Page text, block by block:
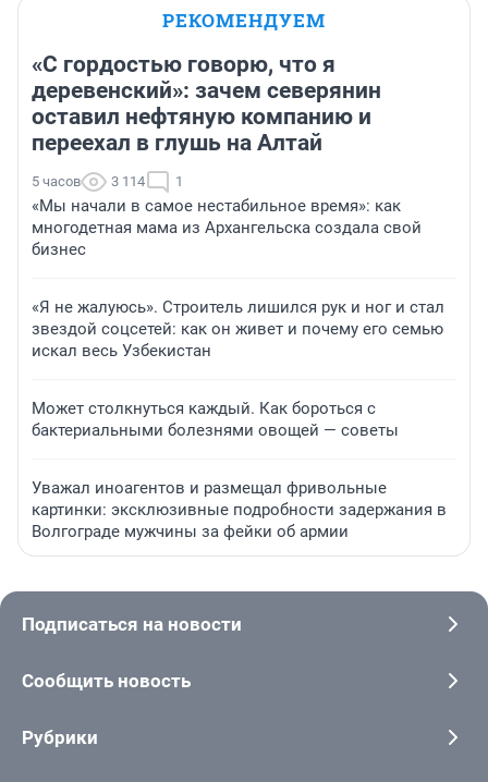
РЕКОМЕНДУЕМ
«С гордостью говорю, что я
деревенский»: зачем северянин
оставил нефтяную компанию и
переехал в глушь на Алтай
5 часов 3 114 1
«Мы начали в самое нестабильное время»: как
многодетная мама из Архангельска создала свой
бизнес
«Я не жалуюсь». Строитель лишился рук и ног и стал
звездой соцсетей: как он живет и почему его семью
искал весь Узбекистан
Может столкнуться каждый. Как бороться с
бактериальными болезнями овощей — советы
Уважал иноагентов и размещал фривольные
картинки: эксклюзивные подробности задержания в
Волгограде мужчины за фейки об армии
Подписаться на новости
Сообщить новость
Рубрики